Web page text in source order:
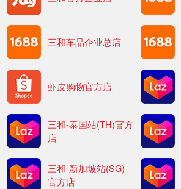
三和车品企业总店
虾皮购物官方店
三和-泰国站(TH)官方
店
三和-新加坡站(SG)
官方店